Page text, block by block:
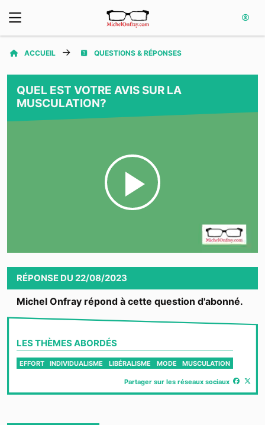
ACCUEIL QUESTIONS & RÉPONSES
QUEL EST VOTRE AVIS SUR LA
MUSCULATION?
Play
Video
RÉPONSE DU 22/08/2023
Michel Onfray répond à cette question d'abonné.
LES THÈMES ABORDÉS
EFFORT INDIVIDUALISME LIBÉRALISME MODE MUSCULATION
Partager sur les réseaux sociaux